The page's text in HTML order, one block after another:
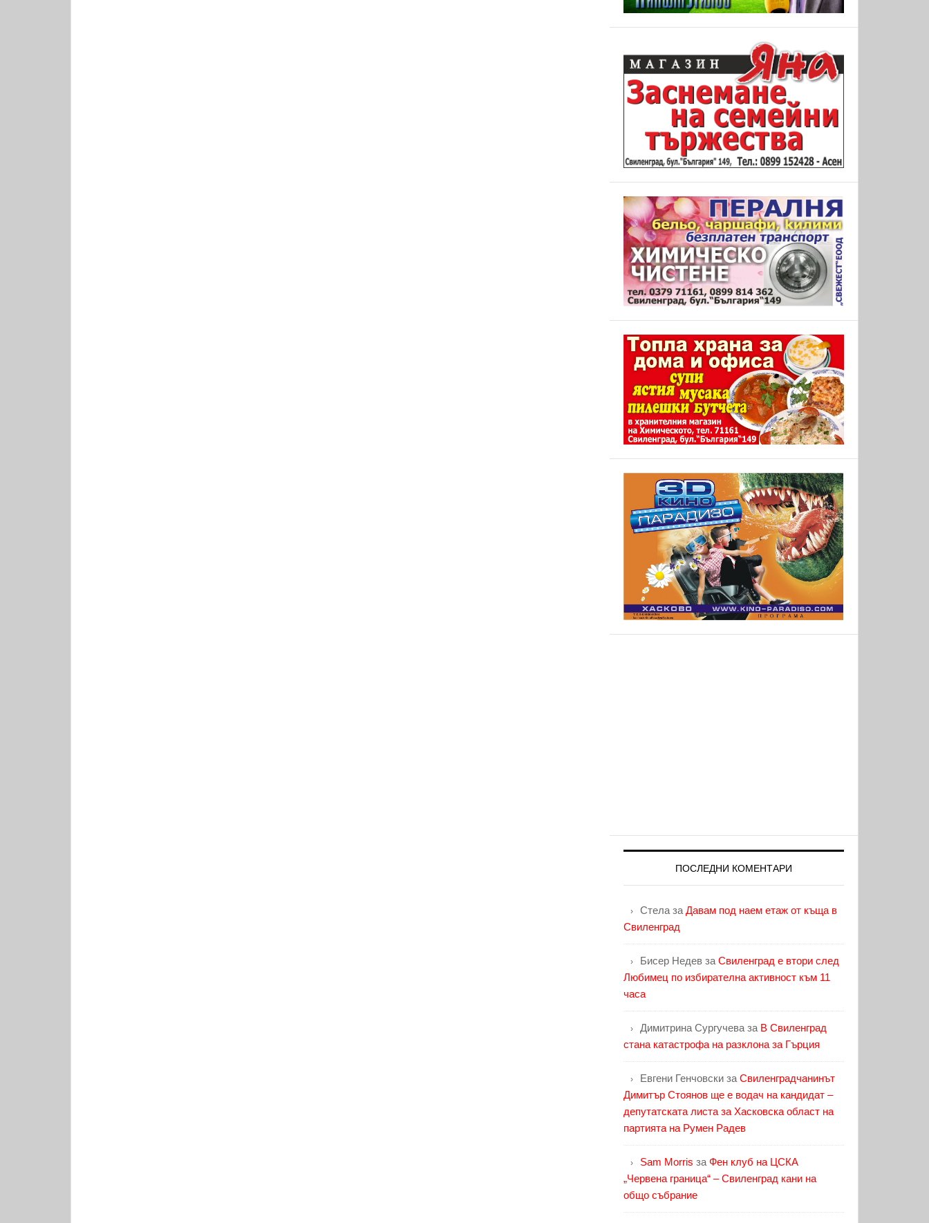
ПОСЛЕДНИ КОМЕНТАРИ
Стела за Давам под наем етаж от къща в
Свиленград
Бисер Недев за Свиленград е втори след
Любимец по избирателна активност към 11
часа
Димитрина Сургучева за В Свиленград
стана катастрофа на разклона за Гърция
Евгени Генчовски за Свиленградчанинът
Димитър Стоянов ще е водач на кандидат –
депутатската листа за Хасковска област на
партията на Румен Радев
Sam Morris за Фен клуб на ЦСКА
„Червена граница“ – Свиленград кани на
общо събрание